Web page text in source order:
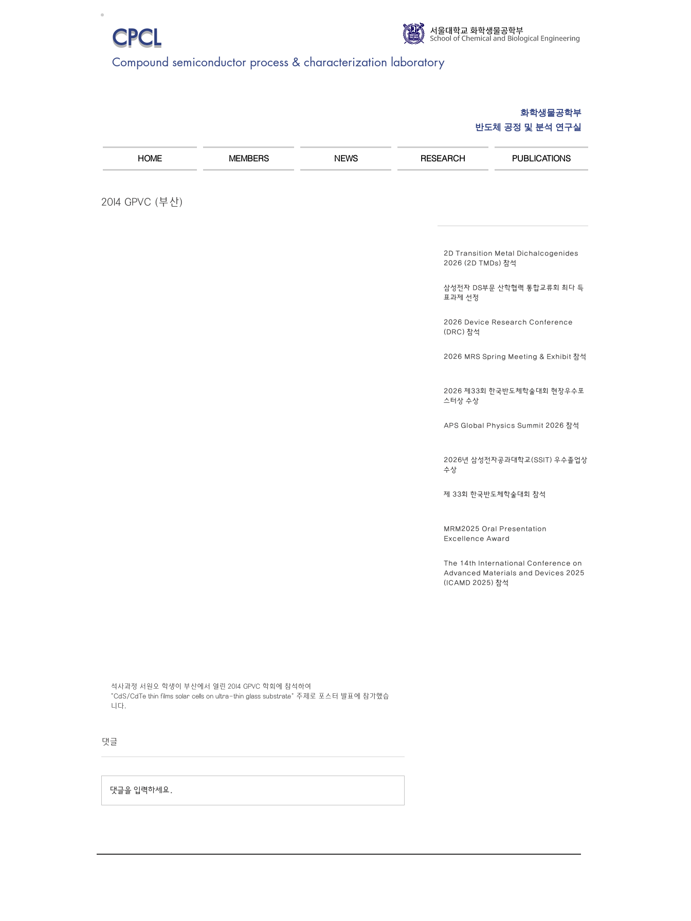
CPCL
Compound semiconductor process & characterization laboratory
화학생물공학부
반도체 공정 및 분석 연구실
HOME MEMBERS NEWS RESEARCH PUBLICATIONS
2014 GPVC (부산)
석사과정 서원오 학생이 부산에서 열린 2014 GPVC 학회에 참석하여
"CdS/CdTe thin films solar cells on ultra-thin glass substrate" 주제로 포스터 발표에 참가했습
니다.
댓글
댓글을 입력하세요.
2D Transition Metal Dichalcogenides
2026 (2D TMDs) 참석
삼성전자 DS부문 산학협력 통합교류회 최다 득
표과제 선정
2026 Device Research Conference
(DRC) 참석
2026 MRS Spring Meeting & Exhibit 참석
2026 제33회 한국반도체학술대회 현장우수포
스터상 수상
APS Global Physics Summit 2026 참석
2026년 삼성전자공과대학교(SSIT) 우수졸업상
수상
제 33회 한국반도체학술대회 참석
MRM2025 Oral Presentation
Excellence Award
The 14th International Conference on
Advanced Materials and Devices 2025
(ICAMD 2025) 참석